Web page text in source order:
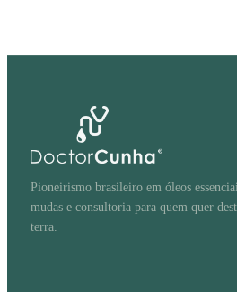
Pioneirismo brasileiro em óleos
mudas e consultoria para quem quer
terra.